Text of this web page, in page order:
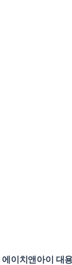
에이치앤아이 대